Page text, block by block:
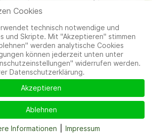
Cookies
technisch notwendige und
und Skripte. Mit "Akzeptieren" stimmen
werden analytische Cookies
können jederzeit unten unter
widerrufen werden.
Datenschutzerklärung.
Akzeptieren
Ablehnen
Informationen Impressum